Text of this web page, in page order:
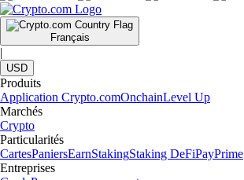
Français
|
USD
Produits
Application Crypto.comOnchainLevel Up
Marchés
Crypto
Particularités
CartesPaniersEarnStakingStaking DeFiPayPrime
Entreprises